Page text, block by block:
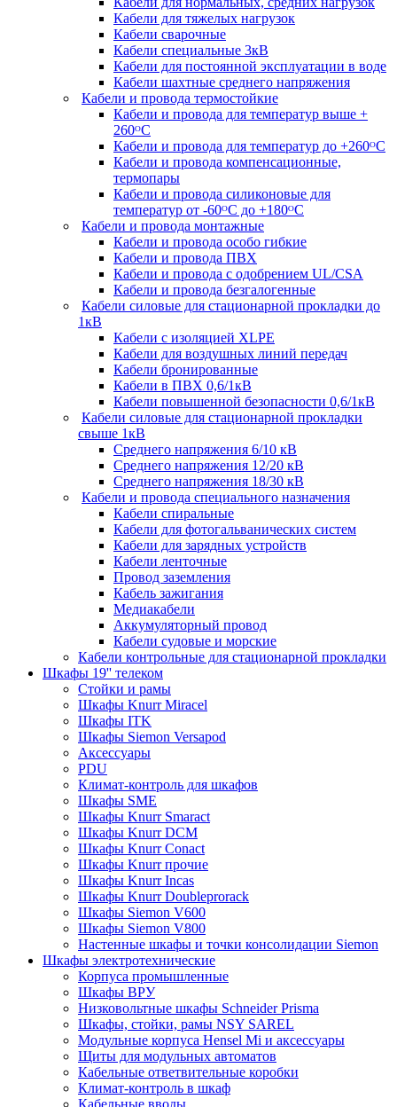
Кабели для тяжелых нагрузок
Кабели сварочные
Кабели специальные 3кВ
Кабели для постоянной эксплуатации в воде
Кабели шахтные среднего напряжения
Кабели и провода термостойкие
Кабели и провода для температур выше +
260ᴼС
Кабели и провода для температур до +260ᴼС
Кабели и провода компенсационные,
термопары
Кабели и провода силиконовые для
температур от -60ᴼC до +180ᴼС
Кабели и провода монтажные
Кабели и провода особо гибкие
Кабели и провода ПВХ
Кабели и провода с одобрением UL/CSA
Кабели и провода безгалогенные
Кабели силовые для стационарной прокладки до
1кВ
Кабели c изоляцией XLPE
Кабели для воздушных линий передач
Кабели бронированные
Кабели в ПВХ 0,6/1кВ
Кабели повышенной безопасности 0,6/1кВ
Кабели силовые для стационарной прокладки
свыше 1кВ
Среднего напряжения 6/10 кВ
Среднего напряжения 12/20 кВ
Среднего напряжения 18/30 кВ
Кабели и провода специального назначения
Кабели спиральные
Кабели для фотогальванических систем
Кабели для зарядных устройств
Кабели ленточные
Провод заземления
Кабель зажигания
Медиакабели
Аккумуляторный провод
Кабели судовые и морские
Кабели контрольные для стационарной прокладки
Шкафы 19'' телеком
Стойки и рамы
Шкафы Knurr Miracel
Шкафы ITK
Шкафы Siemon Versapod
Аксессуары
PDU
Климат-контроль для шкафов
Шкафы SME
Шкафы Knurr Smaract
Шкафы Knurr DCM
Шкафы Knurr Conact
Шкафы Knurr прочие
Шкафы Knurr Incas
Шкафы Knurr Doubleprorack
Шкафы Siemon V600
Шкафы Siemon V800
Настенные шкафы и точки консолидации Siemon
Шкафы электротехнические
Корпуса промышленные
Шкафы ВРУ
Низковольтные шкафы Schneider Prisma
Шкафы, стойки, рамы NSY SAREL
Модульные корпуса Hensel Mi и аксессуары
Щиты для модульных автоматов
Кабельные ответвительные коробки
Климат-контроль в шкаф
Кабельные вводы